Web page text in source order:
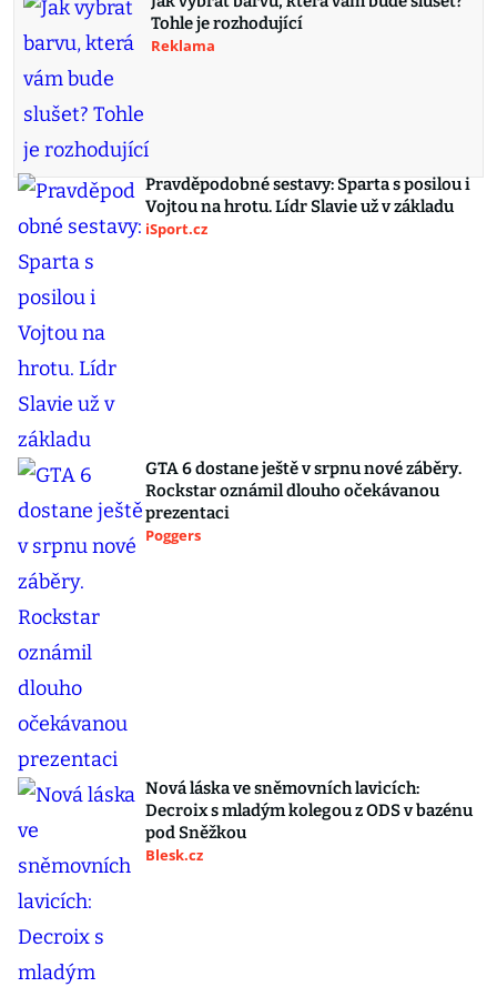
Tohle je rozhodující
Reklama
Pravděpodobné sestavy: Sparta s posilou i
Vojtou na hrotu. Lídr Slavie už v základu
iSport.cz
GTA 6 dostane ještě v srpnu nové záběry.
Rockstar oznámil dlouho očekávanou
prezentaci
Poggers
Nová láska ve sněmovních lavicích:
Decroix s mladým kolegou z ODS v bazénu
pod Sněžkou
Blesk.cz